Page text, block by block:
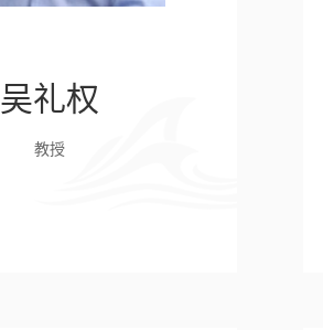
吴礼权
教授